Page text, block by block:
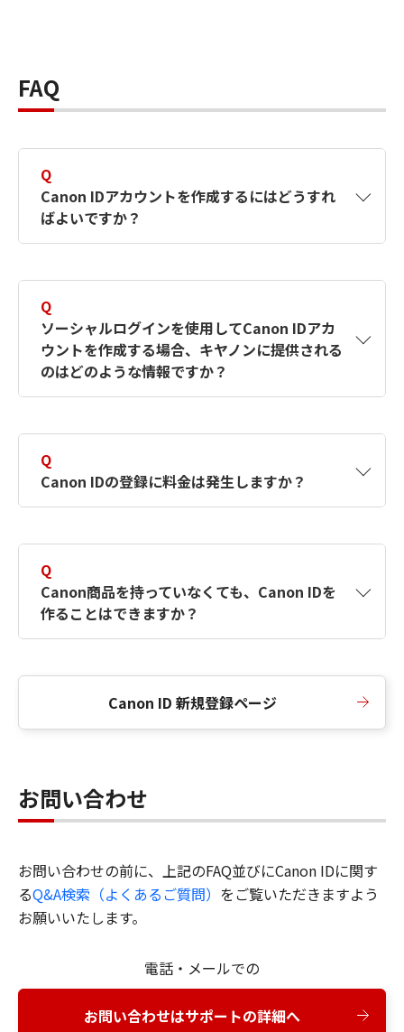
FAQ
Q
Canon IDアカウントを作成するにはどうすれ
ばよいですか？
す。詳しい作成方法は【カメラ】Canon IDとは
何ですか？Canon IDの作成方法は？をご確認く
ださい。
Q
ソーシャルログインを使用してCanon IDアカ
ウントを作成する場合、キヤノンに提供される
のはどのような情報ですか？
択したサービスから取得します。アカウントを
簡単に作成できるように、この情報を使用して
Canon IDの登録フォームを入力します。
Q
Canon IDの登録に料金は発生しますか？
Q
Canon商品を持っていなくても、Canon IDを
作ることはできますか？
Canon ID 新規登録ページ
お問い合わせ
お問い合わせの前に、上記のFAQ並びにCanon IDに関す
るQ&A検索（よくあるご質問） をご覧いただきますよう
お願いいたします。
電話・メールでの
お問い合わせはサポートの詳細へ